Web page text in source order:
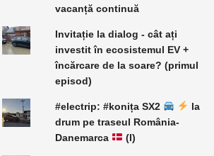
vacanță continuă
Invitație la dialog - cât ați
investit în ecosistemul EV +
încărcare de la soare? (primul
episod)
#electrip: #konița SX2
la
drum pe traseul România-
Danemarca
(I)